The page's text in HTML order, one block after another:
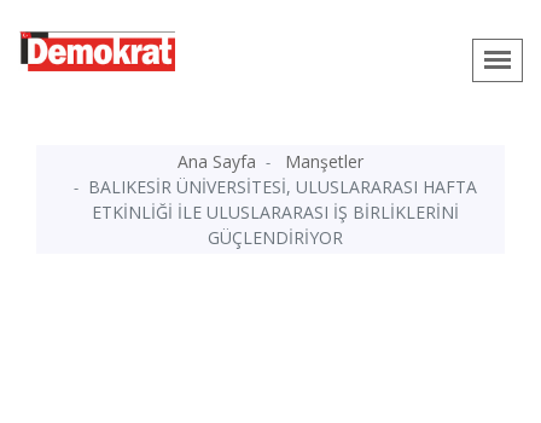
Ana Sayfa
Manşetler
BALIKESİR ÜNİVERSİTESİ, ULUSLARARASI HAFTA
ETKİNLİĞİ İLE ULUSLARARASI İŞ BİRLİKLERİNİ
GÜÇLENDİRİYOR